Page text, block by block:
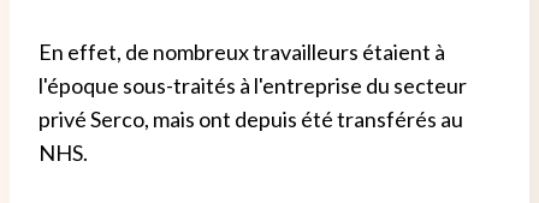
En effet, de nombreux travailleurs étaient à
l'époque sous-traités à l'entreprise du secteur
privé Serco, mais ont depuis été transférés au
NHS.